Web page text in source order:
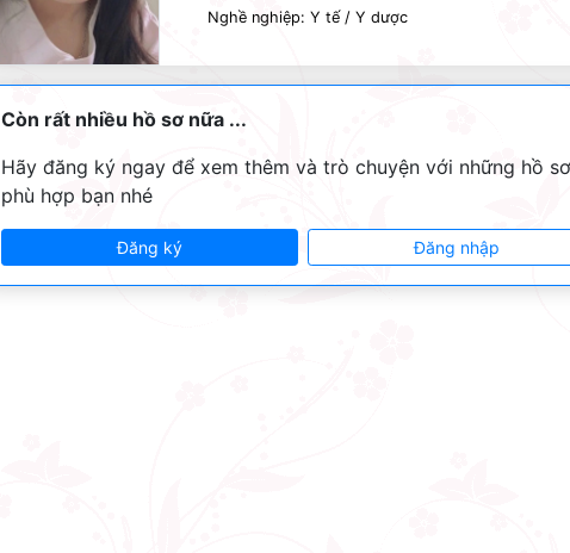
Nghề nghiệp: Y tế / Y dược
Còn rất nhiều hồ sơ nữa ...
Hãy đăng ký ngay để xem thêm và trò chuyện với những hồ sơ
phù hợp bạn nhé
Đăng ký Đăng nhập